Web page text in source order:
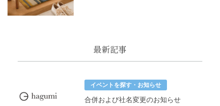
最新記事
イベントを探す・お知らせ
合併および社名変更のお知らせ